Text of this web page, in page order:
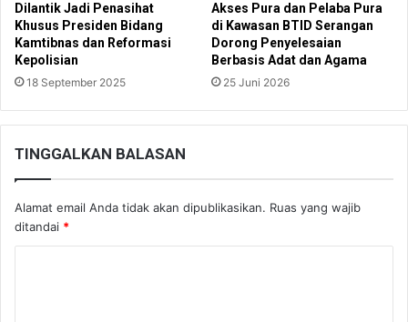
Dilantik Jadi Penasihat
Khusus Presiden Bidang
Kamtibnas dan Reformasi
Kepolisian
18 September 2025
Akses Pura dan Pelaba Pura
di Kawasan BTID Serangan
Dorong Penyelesaian
Berbasis Adat dan Agama
25 Juni 2026
TINGGALKAN BALASAN
Alamat email Anda tidak akan dipublikasikan. Ruas yang wajib
ditandai *